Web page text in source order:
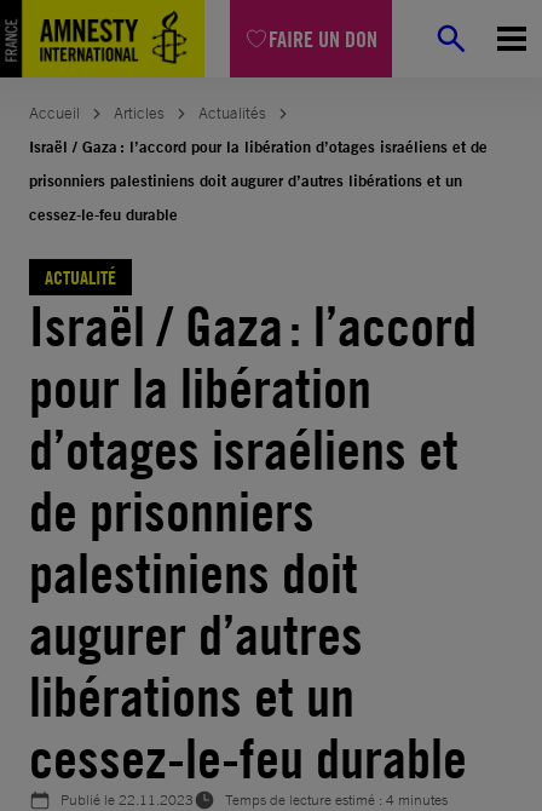
FAIRE UN DON
Aller
au
contenu
Accueil Articles
Actualités
Israël / Gaza : l’accord pour la libération d’otages israéliens et de
prisonniers palestiniens doit augurer d’autres libérations et un
cessez-le-feu durable
ACTUALITÉ
Israël / Gaza : l’accord
pour la libération
d’otages israéliens et
de prisonniers
palestiniens doit
augurer d’autres
libérations et un
cessez-le-feu durable
Publié le22.11.2023 Temps de lecture estimé : 4 minutes